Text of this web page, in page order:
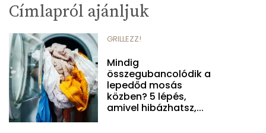
Címlapról ajánljuk
GRILLEZZ!
Mindig
összegubancolódik a
lepedőd mosás
közben? 5 lépés,
amivel hibázhatsz,...